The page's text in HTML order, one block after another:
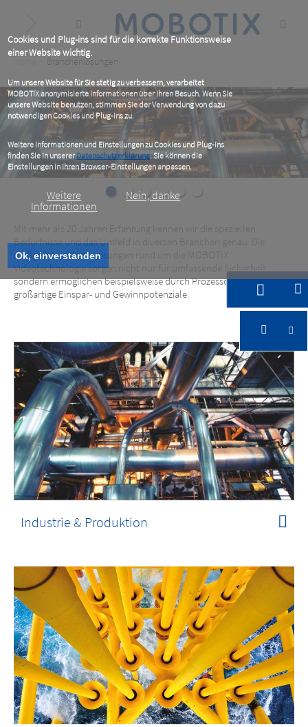
Cookies und Plug-ins sind für die korrekte Funktionsweise
einer Website wichtig.
Um unsere Website für Sie stetig zu verbessern, verarbeitet
MOBOTIX anonymisierte Informationen über Ihren Besuch. Wenn Sie
unsere Website benutzen, stimmen Sie der Verwendung von dazu
notwendigen Cookies und Plug-ins zu.
Weitere Informationen und Einstellungen zu Cookies und Plug-ins
finden Sie in unsererDatenschutzerklärung. Sie können die
Einstellungen in Ihren Browser-Einstellungen anpassen.
Weitere
Informationen
Nein, danke
Ok, einverstanden
content
Breadcrumb
Branchenlösungen
Industrie & Produktion
Intelligente Videotechnologie schützt Ihren
Betrieb und verbessert Ihre Prozesse
Intelligente Videotechnologie schützt Ihren
Betrieb und verbessert Ihre Prozesse
Mit mehr als 20 Jahren Erfahrung kennen wir die speziellen
Bedürfnisse und das Umfeld in diversen Branchen genau. Die
maßgeschneiderte Lösungen rund um die MOBOTIX
Videotechnologie sorgen nicht nur für umfassende Sicherheit,
sondern ermöglichen beispielsweise durch Prozessoptimierungen
großartige Einspar- und Gewinnpotenziale.
Industrie & Produktion